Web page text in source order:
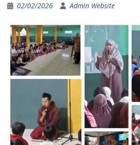
02/02/2026 Admin Website